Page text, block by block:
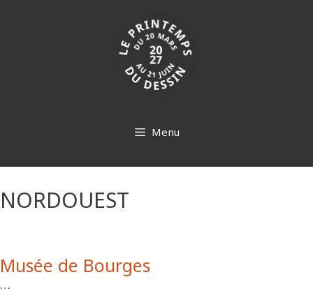
Menu
NORDOUEST
Musée de Bourges
…